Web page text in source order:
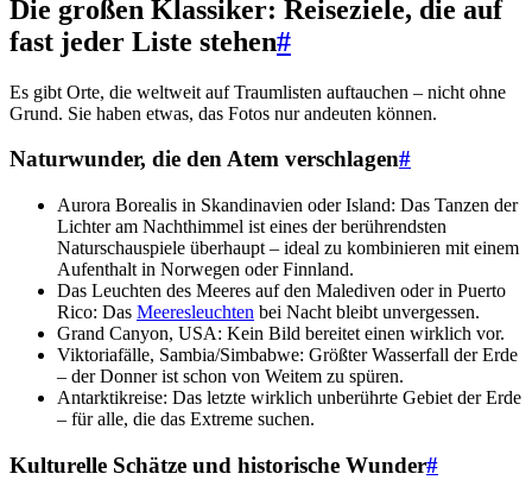
Die großen Klassiker: Reiseziele, die auf
fast jeder Liste stehen#
Es gibt Orte, die weltweit auf Traumlisten auftauchen – nicht ohne
Grund. Sie haben etwas, das Fotos nur andeuten können.
Naturwunder, die den Atem verschlagen#
Aurora Borealis in Skandinavien oder Island: Das Tanzen der
Lichter am Nachthimmel ist eines der berührendsten
Naturschauspiele überhaupt – ideal zu kombinieren mit einem
Aufenthalt in Norwegen oder Finnland.
Das Leuchten des Meeres auf den Malediven oder in Puerto
Rico: Das Meeresleuchten bei Nacht bleibt unvergessen.
Grand Canyon, USA: Kein Bild bereitet einen wirklich vor.
Viktoriafälle, Sambia/Simbabwe: Größter Wasserfall der Erde
– der Donner ist schon von Weitem zu spüren.
Antarktikreise: Das letzte wirklich unberührte Gebiet der Erde
– für alle, die das Extreme suchen.
Kulturelle Schätze und historische Wunder#